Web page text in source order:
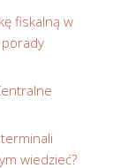
fiskalną w
porady
wiedzieć?